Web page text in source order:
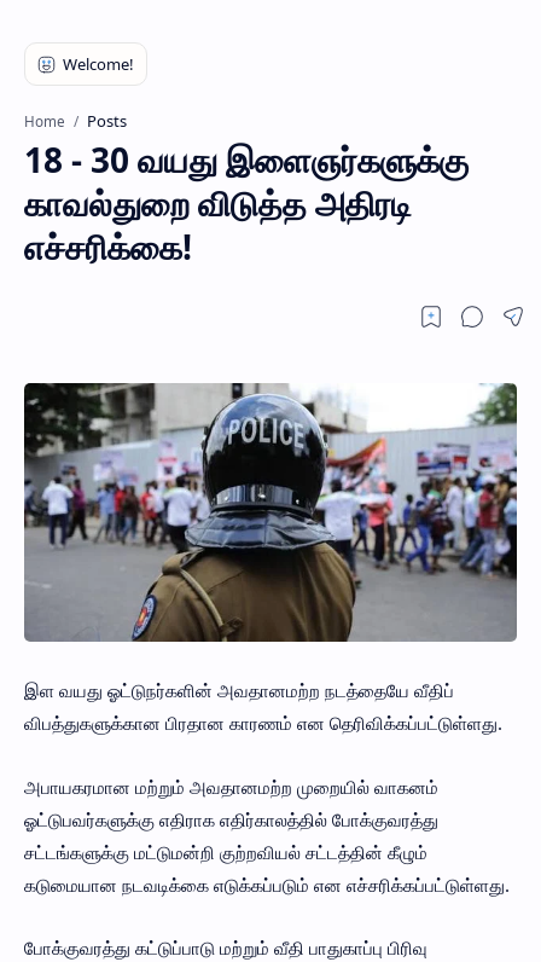
Home Posts
18 - 30 வயது இளைஞர்களுக்கு
காவல்துறை விடுத்த அதிரடி
எச்சரிக்கை!
இள வயது ஓட்டுநர்களின் அவதானமற்ற நடத்தையே வீதிப்
விபத்துகளுக்கான பிரதான காரணம் என தெரிவிக்கப்பட்டுள்ளது.
அபாயகரமான மற்றும் அவதானமற்ற முறையில் வாகனம்
ஓட்டுபவர்களுக்கு எதிராக எதிர்காலத்தில் போக்குவரத்து
சட்டங்களுக்கு மட்டுமன்றி குற்றவியல் சட்டத்தின் கீழும்
கடுமையான நடவடிக்கை எடுக்கப்படும் என எச்சரிக்கப்பட்டுள்ளது.
போக்குவரத்து கட்டுப்பாடு மற்றும் வீதி பாதுகாப்பு பிரிவு